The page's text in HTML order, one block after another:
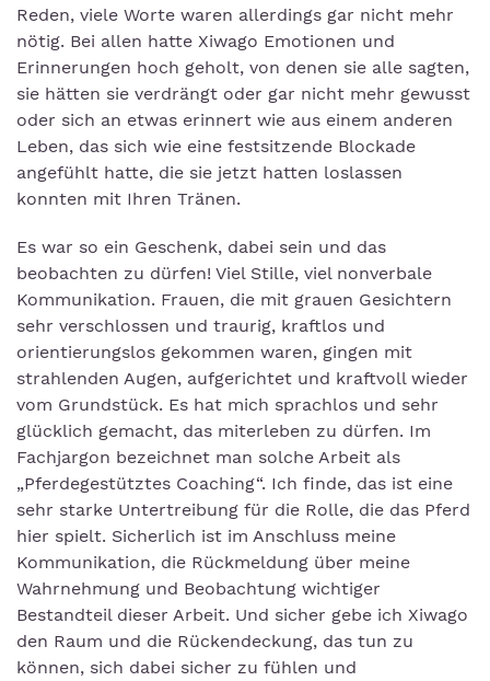
Reden, viele Worte waren allerdings gar nicht mehr
nötig. Bei allen hatte Xiwago Emotionen und
Erinnerungen hoch geholt, von denen sie alle sagten,
sie hätten sie verdrängt oder gar nicht mehr gewusst
oder sich an etwas erinnert wie aus einem anderen
Leben, das sich wie eine festsitzende Blockade
angefühlt hatte, die sie jetzt hatten loslassen
konnten mit Ihren Tränen.
Es war so ein Geschenk, dabei sein und das
beobachten zu dürfen! Viel Stille, viel nonverbale
Kommunikation. Frauen, die mit grauen Gesichtern
sehr verschlossen und traurig, kraftlos und
orientierungslos gekommen waren, gingen mit
strahlenden Augen, aufgerichtet und kraftvoll wieder
vom Grundstück. Es hat mich sprachlos und sehr
glücklich gemacht, das miterleben zu dürfen. Im
Fachjargon bezeichnet man solche Arbeit als
„Pferdegestütztes Coaching“. Ich finde, das ist eine
sehr starke Untertreibung für die Rolle, die das Pferd
hier spielt. Sicherlich ist im Anschluss meine
Kommunikation, die Rückmeldung über meine
Wahrnehmung und Beobachtung wichtiger
Bestandteil dieser Arbeit. Und sicher gebe ich Xiwago
den Raum und die Rückendeckung, das tun zu
können, sich dabei sicher zu fühlen und